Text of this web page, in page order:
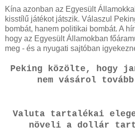
Kína azonban az Egyesült
kisstílű játékot játszik. Válaszul
bombát, hanem politikai bombát. A
hogy az Egyesült Államokban
meg - és a nyugati sajtóban
Peking közölte, hogy
nem vásárol
Valuta tartalékai
növeli a dollár